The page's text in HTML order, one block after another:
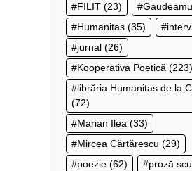
FILIT (23)
Humanitas (35)
jurnal (26)
Kooperativa Poetică (223)
librăria Humanitas de la
(72)
Marian Ilea (33)
Mircea Cărtărescu (29)
poezie (62) proză